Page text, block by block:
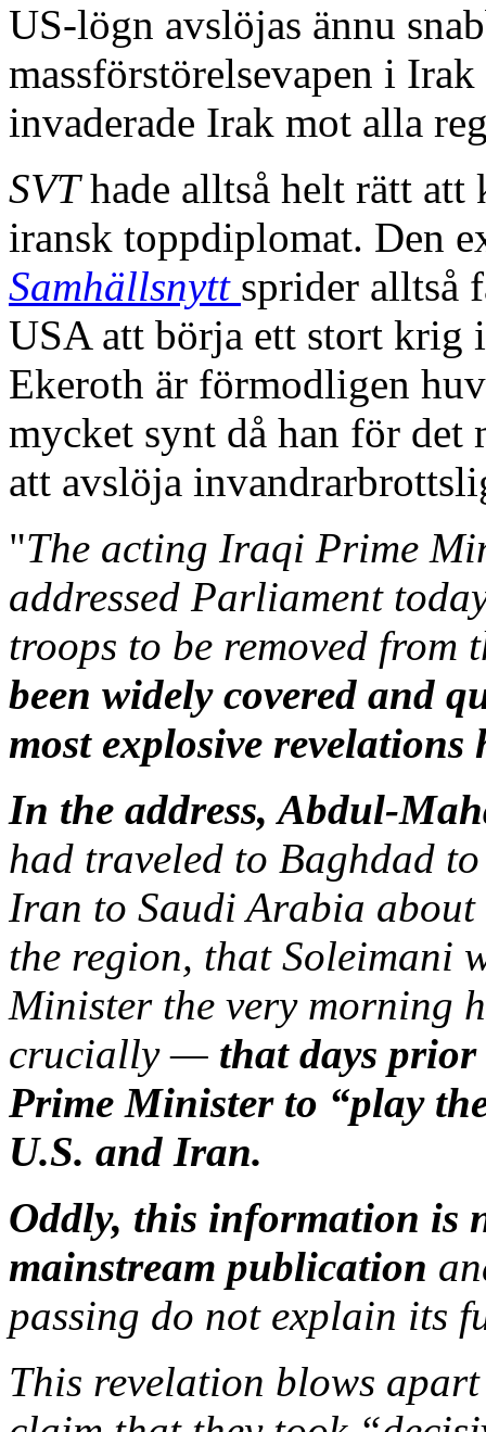
US-lögn avslöjas ännu
massförstörelsevapen i
invaderade Irak mot alla
SVThade alltså helt rätt
iransk toppdiplomat. Den
Samhällsnytt sprider alltså
USA att börja ett stort krig
Ekeroth är förmodligen
mycket synt då han för det
att avslöja
"The acting Iraqi Prime
addressed Parliament
troops to be removed from
been widely covered and
most explosive
In the address, Abdul-
had traveled to Baghdad
Iran to Saudi Arabia
the region, that Soleimani
Minister the very morning
crucially — that days
Prime Minister to “play
U.S. and Iran.
Oddly, this information is
mainstream publication
passing do not explain its
This revelation blows apart